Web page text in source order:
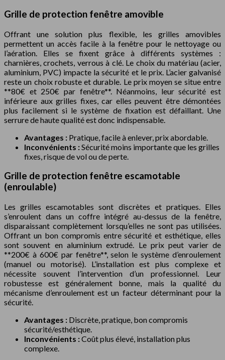
Grille de protection fenêtre amovible
Offrant une solution plus flexible, les grilles amovibles
permettent un accès facile à la fenêtre pour le nettoyage ou
l’aération. Elles se fixent grâce à différents systèmes :
charnières, crochets, verrous à clé. Le choix du matériau (acier,
aluminium, PVC) impacte la sécurité et le prix. L’acier galvanisé
reste un choix robuste et durable. Le prix moyen se situe entre
**80€ et 250€ par fenêtre**. Néanmoins, leur sécurité est
inférieure aux grilles fixes, car elles peuvent être démontées
plus facilement si le système de fixation est défaillant. Une
serrure de haute qualité est donc indispensable.
Avantages : Pratique, facile à enlever, prix abordable.
Inconvénients :Sécurité moins importante que les grilles
fixes, risque de vol ou de perte.
Grille de protection fenêtre escamotable
(enroulable)
Les grilles escamotables sont discrètes et pratiques. Elles
s’enroulent dans un coffre intégré au-dessus de la fenêtre,
disparaissant complètement lorsqu’elles ne sont pas utilisées.
Offrant un bon compromis entre sécurité et esthétique, elles
sont souvent en aluminium extrudé. Le prix peut varier de
**200€ à 600€ par fenêtre**, selon le système d’enroulement
(manuel ou motorisé). L’installation est plus complexe et
nécessite souvent l’intervention d’un professionnel. Leur
robustesse est généralement bonne, mais la qualité du
mécanisme d’enroulement est un facteur déterminant pour la
sécurité.
Avantages : Discrète, pratique, bon compromis
sécurité/esthétique.
Inconvénients :Coût plus élevé, installation plus
complexe.